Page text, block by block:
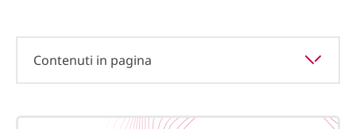
Contenuti in pagina